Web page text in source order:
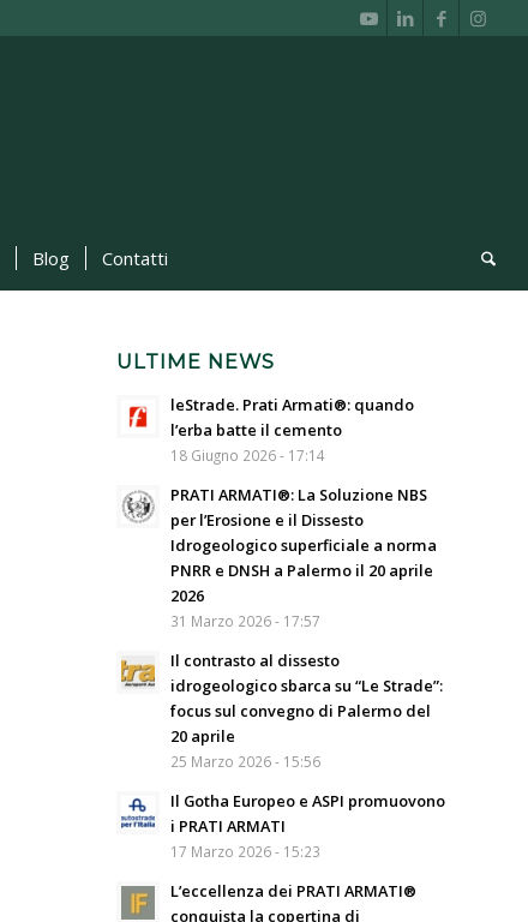
Blog Contatti
ULTIME NEWS
leStrade. Prati Armati®: quando
l’erba batte il cemento
18 Giugno 2026 - 17:14
PRATI ARMATI®: La Soluzione NBS
per l’Erosione e il Dissesto
Idrogeologico superficiale a norma
PNRR e DNSH a Palermo il 20 aprile
2026
31 Marzo 2026 - 17:57
Il contrasto al dissesto
idrogeologico sbarca su “Le Strade”:
focus sul convegno di Palermo del
20 aprile
25 Marzo 2026 - 15:56
Il Gotha Europeo e ASPI promuovono
i PRATI ARMATI
17 Marzo 2026 - 15:23
L’eccellenza dei PRATI ARMATI®
conquista la copertina di